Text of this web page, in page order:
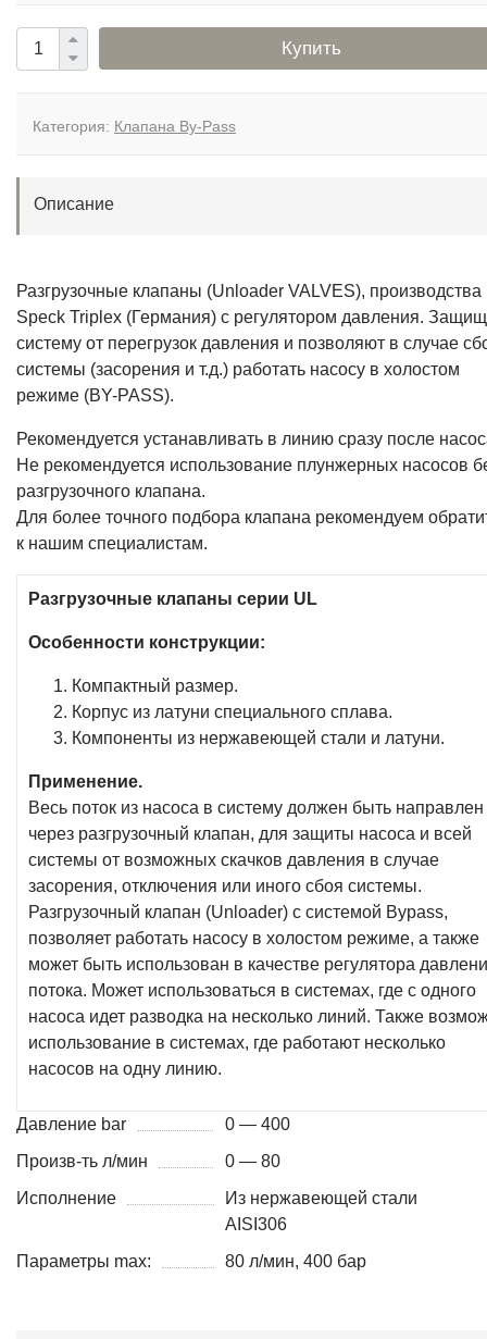
Купить
Категория: Клапана By-Pass
Описание
Разгрузочные клапаны (Unloader VALVES), производства
Speck Triplex (Германия) с регулятором давления.
систему от перегрузок давления и позволяют в случае
системы (засорения и т.д.) работать насосу в холостом
режиме (BY-PASS).
Рекомендуется устанавливать в линию сразу после
Не рекомендуется использование плунжерных насосов
разгрузочного клапана.
Для более точного подбора клапана рекомендуем
к нашим специалистам.
Разгрузочные клапаны серии UL
Особенности конструкции:
Компактный размер.
Корпус из латуни специального сплава.
Компоненты из нержавеющей стали и латуни.
Применение.
Весь поток из насоса в систему должен быть направлен
через разгрузочный клапан, для защиты насоса и всей
системы от возможных скачков давления в случае
засорения, отключения или иного сбоя системы.
Разгрузочный клапан (Unloader) с системой Bypass,
позволяет работать насосу в холостом режиме, а также
может быть использован в качестве регулятора
потока. Может использоваться в системах, где с одного
насоса идет разводка на несколько линий. Также
использование в системах, где работают несколько
насосов на одну линию.
Давление bar
0 — 400
Произв-ть л/мин
0 — 80
Исполнение
Из нержавеющей стали
AISI306
Параметры max:
80 л/мин, 400 бар